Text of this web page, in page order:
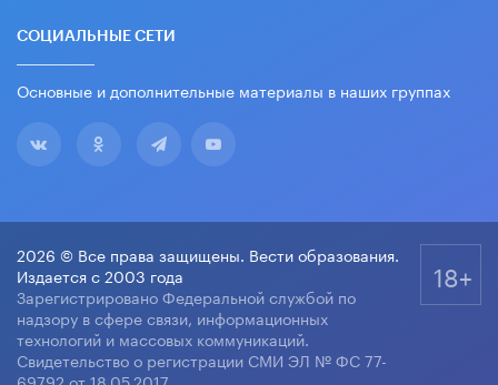
СОЦИАЛЬНЫЕ СЕТИ
Основные и дополнительные материалы в наших группах
2026 © Все права защищены. Вести образования.
Издается с 2003 года
Зарегистрировано Федеральной службой по
надзору в сфере связи, информационных
технологий и массовых коммуникаций.
Свидетельство о регистрации СМИ ЭЛ № ФС 77-
18+